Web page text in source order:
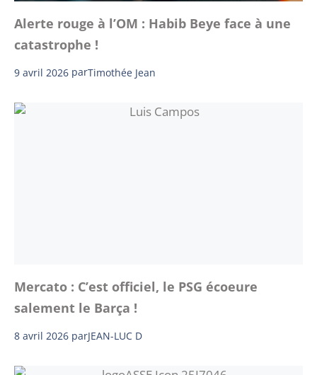
Alerte rouge à l’OM : Habib Beye face à une
catastrophe !
9 avril 2026 parTimothée Jean
Mercato : C’est officiel, le PSG écoeure
salement le Barça !
8 avril 2026 parJEAN-LUC D